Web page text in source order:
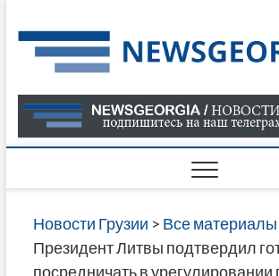
to
content
Новости Грузии > Все материалы
Президент Литвы подтвердил
посредничать в урегулировании